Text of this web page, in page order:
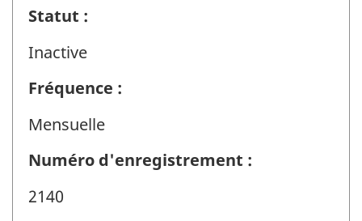
Statut :
Inactive
Fréquence :
Mensuelle
Numéro d'enregistrement :
2140